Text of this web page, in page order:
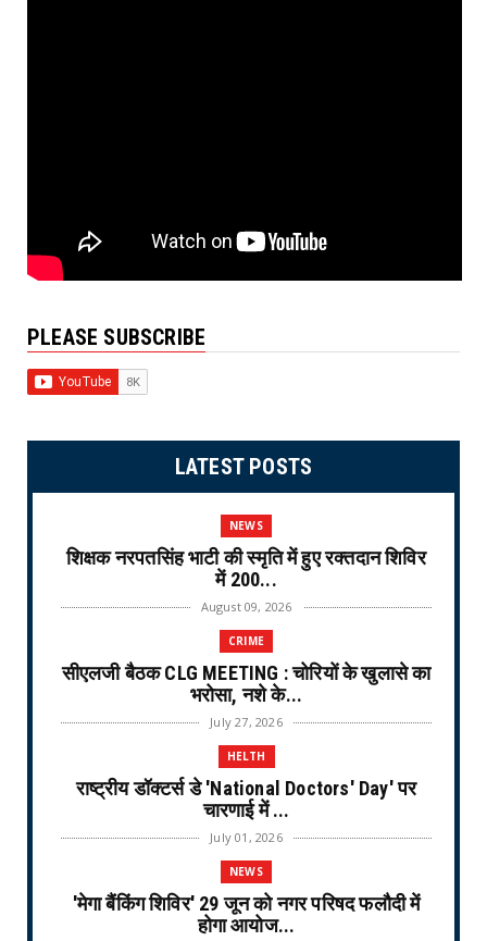
PLEASE SUBSCRIBE
LATEST POSTS
NEWS
शिक्षक नरपतसिंह भाटी की स्मृति में हुए रक्तदान शिविर
में 200...
August 09, 2026
CRIME
सीएलजी बैठक CLG MEETING : चोरियों के खुलासे का
भरोसा, नशे के...
July 27, 2026
HELTH
राष्ट्रीय डॉक्टर्स डे 'National Doctors' Day' पर
चारणाई में ...
July 01, 2026
NEWS
'मेगा बैंकिंग शिविर' 29 जून को नगर परिषद फलौदी में
होगा आयोज...